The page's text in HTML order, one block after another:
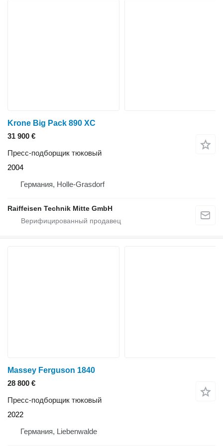
Krone Big Pack 890 XC
31 900 €
Пресс-подборщик тюковый
2004
Германия, Holle-Grasdorf
Raiffeisen Technik Mitte GmbH
Massey Ferguson 1840
28 800 €
Пресс-подборщик тюковый
2022
Германия, Liebenwalde